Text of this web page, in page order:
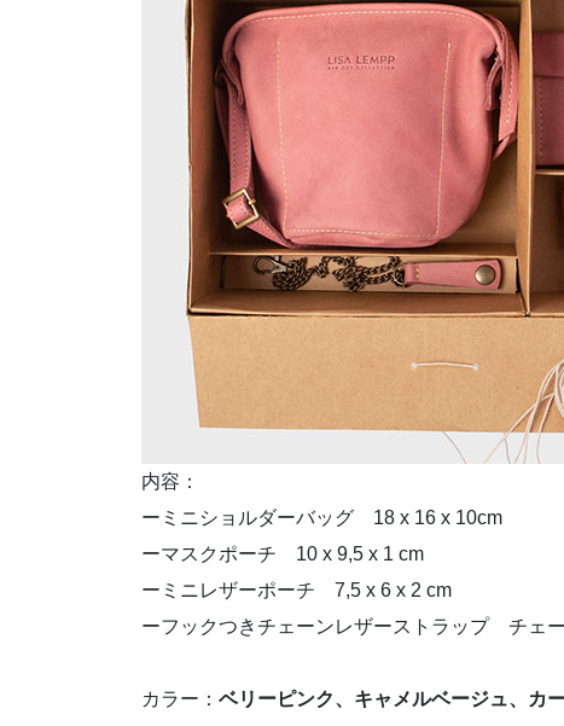
内容：
ーミニショルダーバッグ 18 x 16 x 10cm
ーマスクポーチ 10 x 9,5 x 1 cm
ーミニレザーポーチ 7,5 x 6 x 2 cm
ーフックつきチェーンレザーストラップ チェ
カラー： ベリーピンク、キャメルベージュ、カ